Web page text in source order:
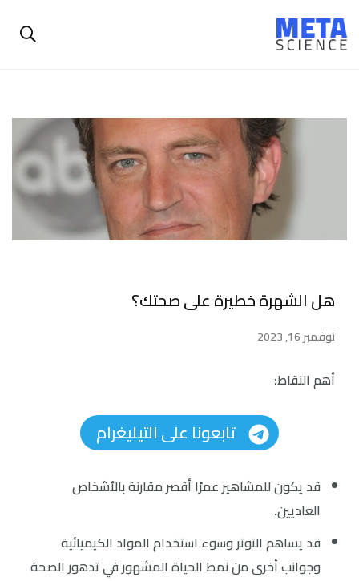
هل الشهرة خطيرة على صحتك؟
نوفمبر 16, 2023
أهم النقاط:
تابعونا على التيليغرام
قد يكون للمشاهير عمرًا أقصر مقارنة بالأشخاص
العاديين.
قد يساهم التوتر وسوء استخدام المواد الكيميائية
وجوانب أخرى من نمط الحياة المشهور في تدهور الصحة